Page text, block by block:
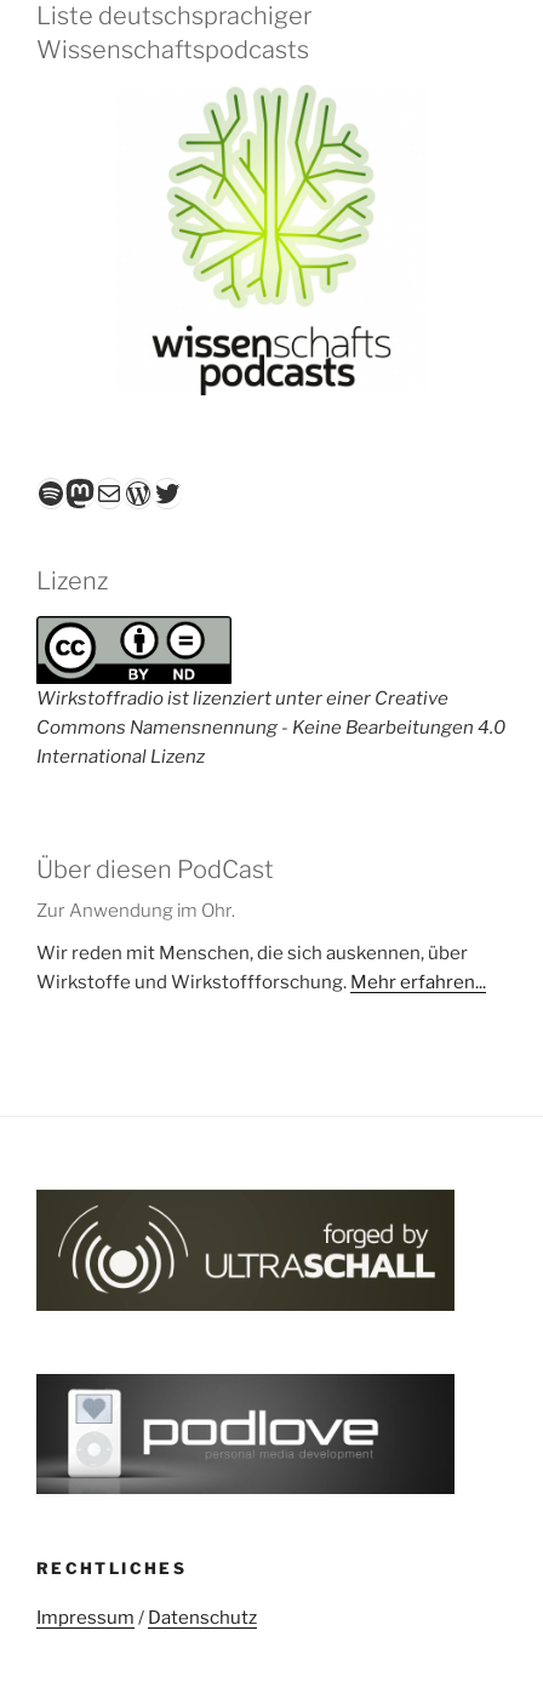
Liste deutschsprachiger
Wissenschaftspodcasts
Spotify
Mastodon
E-MailWordPress
Twitter
Lizenz
Wirkstoffradio ist lizenziert unter einer Creative
Commons Namensnennung - Keine Bearbeitungen 4.0
International Lizenz
Über diesen PodCast
Zur Anwendung im Ohr.
Wir reden mit Menschen, die sich auskennen, über
Wirkstoffe und Wirkstoffforschung. Mehr erfahren...
RECHTLICHES
Impressum / Datenschutz